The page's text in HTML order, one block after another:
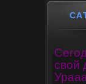
свой